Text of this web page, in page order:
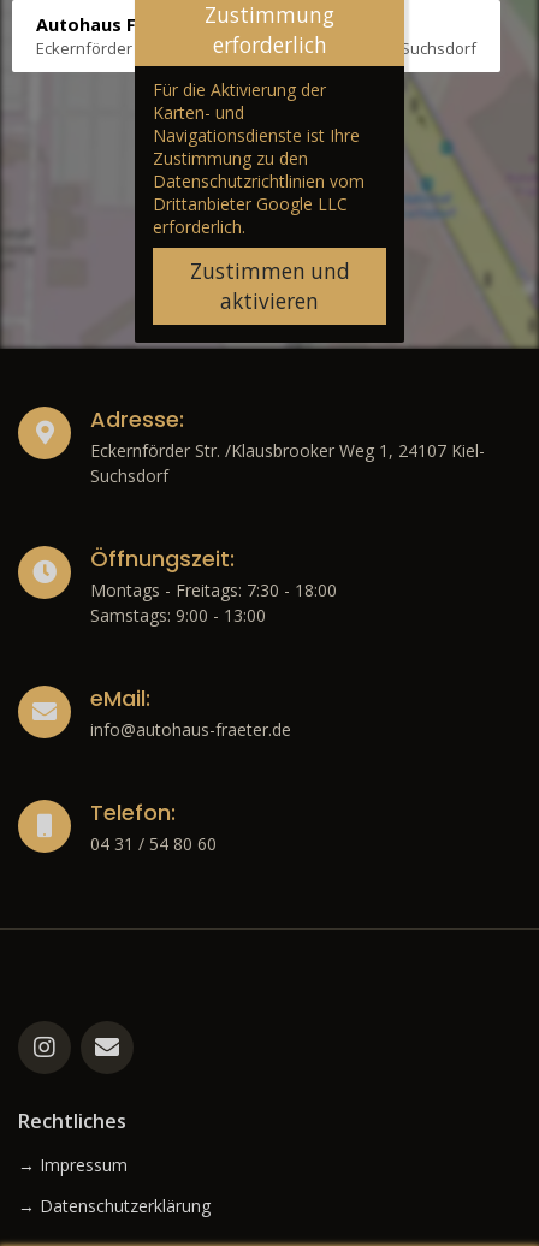
Autohaus Fräter
Eckernförder Str. /Klausbrooker Weg 1, 24107 Kiel-Suchsdorf
Zustimmung
erforderlich
Für die Aktivierung der
Karten- und
Navigationsdienste ist Ihre
Zustimmung zu den
Datenschutzrichtlinien vom
Drittanbieter Google LLC
erforderlich.
Zustimmen und
aktivieren
Adresse:
Eckernförder Str. /Klausbrooker Weg 1, 24107 Kiel-
Suchsdorf
Öffnungszeit:
Montags - Freitags: 7:30 - 18:00
Samstags: 9:00 - 13:00
eMail:
info@autohaus-fraeter.de
Telefon:
04 31 / 54 80 60
Rechtliches
→ Impressum
→ Datenschutzerklärung